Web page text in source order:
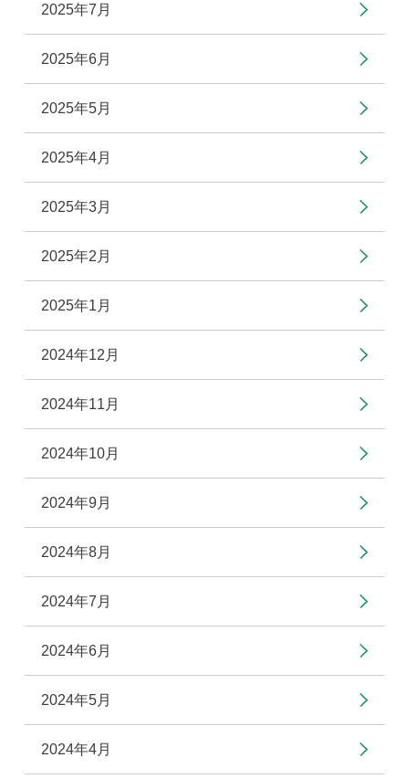
2025年7月
2025年6月
2025年5月
2025年4月
2025年3月
2025年2月
2025年1月
2024年12月
2024年11月
2024年10月
2024年9月
2024年8月
2024年7月
2024年6月
2024年5月
2024年4月